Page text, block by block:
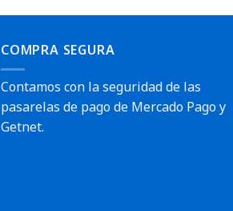
COMPRA SEGURA
Contamos con la seguridad de las
pasarelas de pago de Mercado Pago y
Getnet.